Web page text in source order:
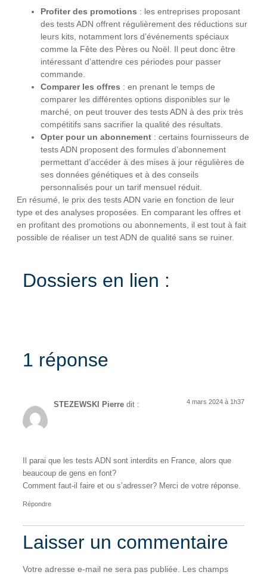
Profiter des promotions : les entreprises proposant
des tests ADN offrent régulièrement des réductions sur
leurs kits, notamment lors d’événements spéciaux
comme la Fête des Pères ou Noël. Il peut donc être
intéressant d’attendre ces périodes pour passer
commande.
Comparer les offres : en prenant le temps de
comparer les différentes options disponibles sur le
marché, on peut trouver des tests ADN à des prix très
compétitifs sans sacrifier la qualité des résultats.
Opter pour un abonnement : certains fournisseurs de
tests ADN proposent des formules d’abonnement
permettant d’accéder à des mises à jour régulières de
ses données génétiques et à des conseils
personnalisés pour un tarif mensuel réduit.
En résumé, le prix des tests ADN varie en fonction de leur
type et des analyses proposées. En comparant les offres et
en profitant des promotions ou abonnements, il est tout à fait
possible de réaliser un test ADN de qualité sans se ruiner.
Dossiers en lien :
1 réponse
STEZEWSKI Pierre dit : 4 mars 2024 à 1h37
Il parai que les tests ADN sont interdits en France, alors que
beaucoup de gens en font?
Comment faut-il faire et ou s’adresser? Merci de votre réponse.
Répondre
Laisser un commentaire
Votre adresse e-mail ne sera pas publiée. Les champs